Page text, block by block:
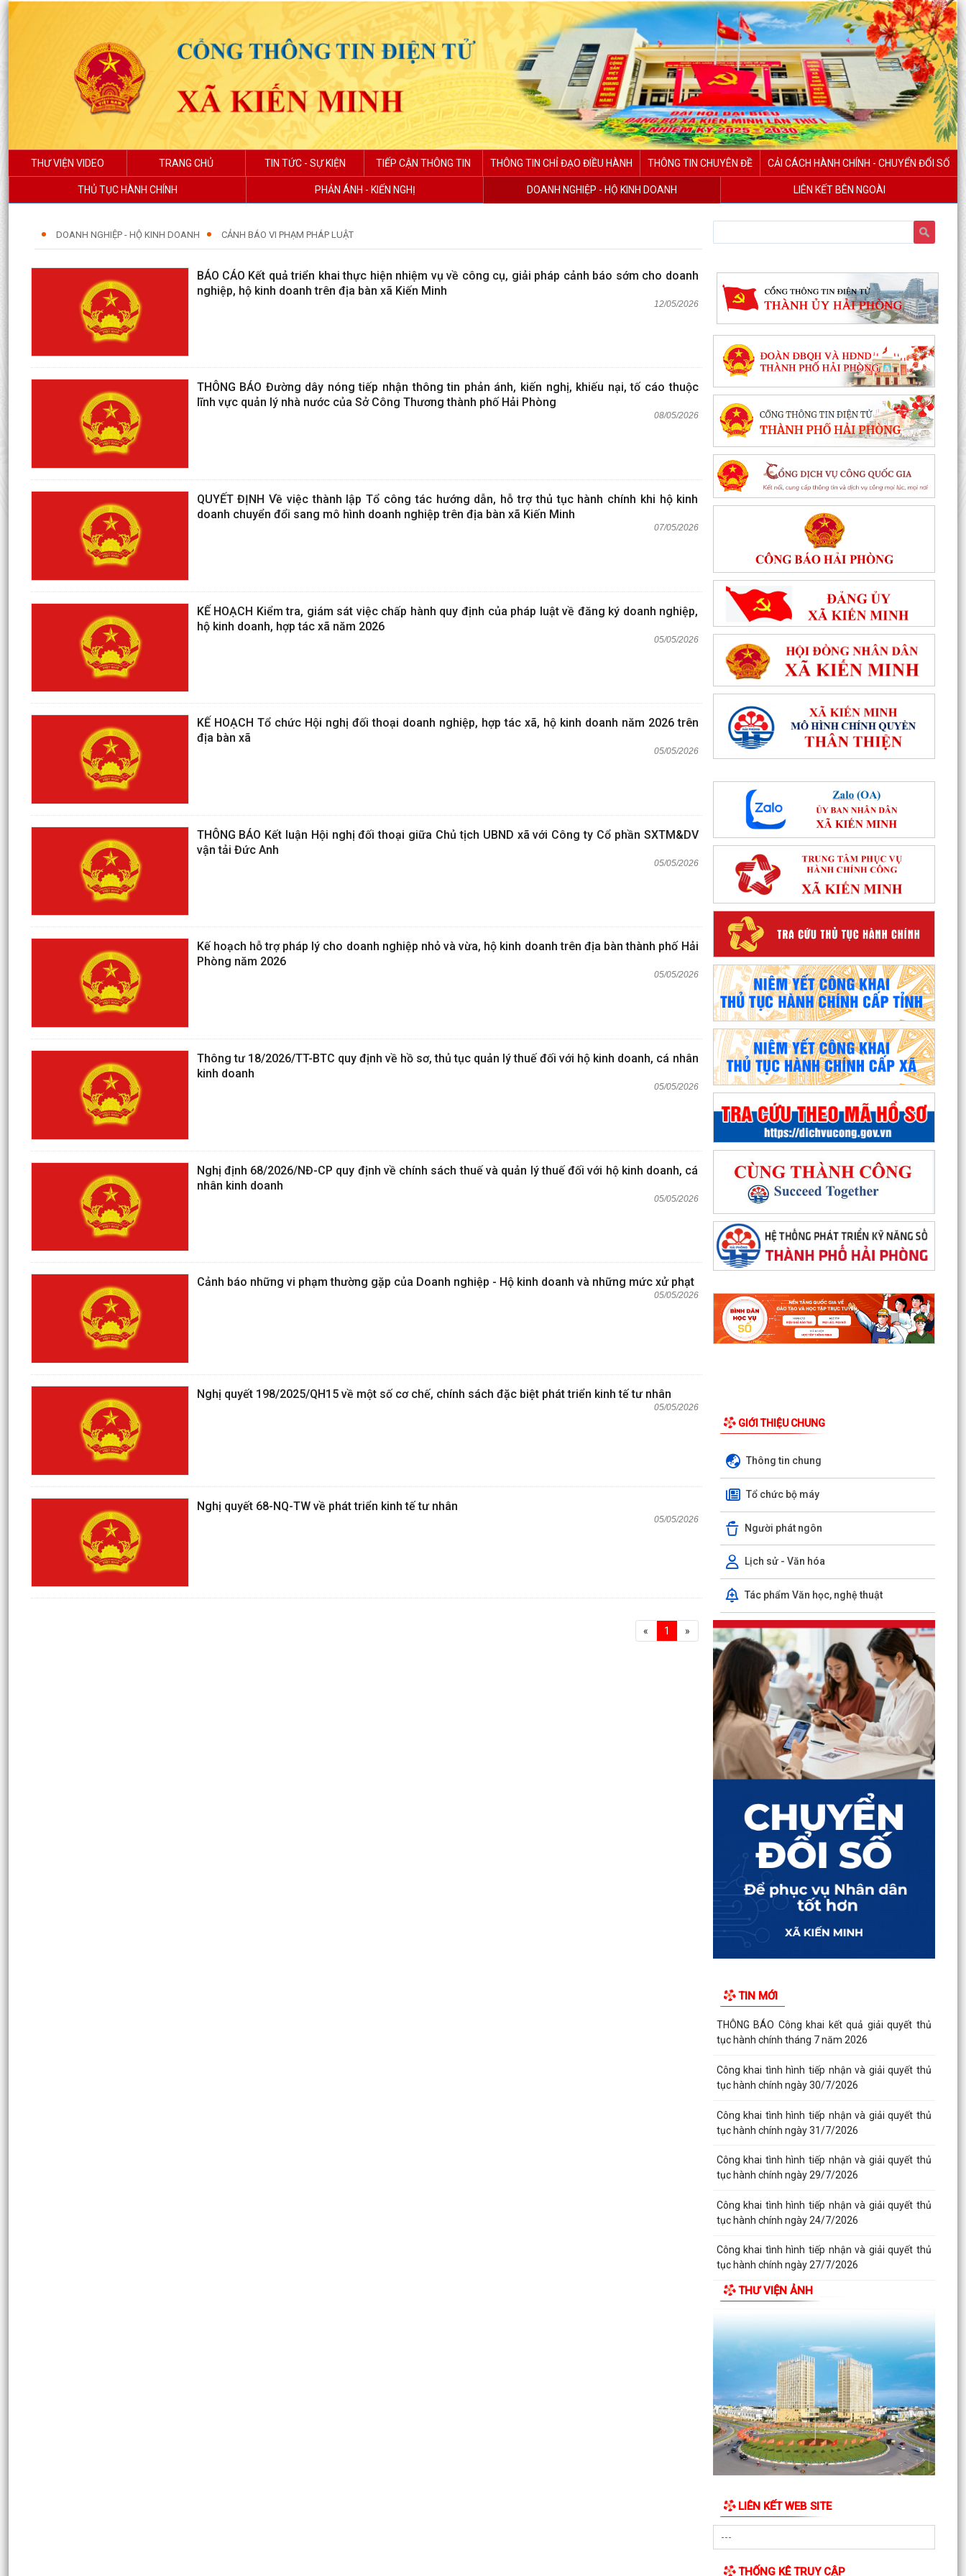
THƯ VIỆN VIDEO TRANG CHỦ TIN TỨC - SỰ KIỆN TIẾP CẬN THÔNG TIN THÔNG TIN CHỈ ĐẠO ĐIỀU HÀNH THÔNG TIN CHUYÊN ĐỀ CẢI CÁCH HÀNH CHÍNH - CHUYỂN ĐỔI SỐ
THỦ TỤC HÀNH CHÍNH PHẢN ÁNH - KIẾN NGHỊ DOANH NGHIỆP - HỘ KINH DOANH LIÊN KẾT BÊN NGOÀI
DOANH NGHIỆP - HỘ KINH DOANH CẢNH BÁO VI PHẠM PHÁP LUẬT
BÁO CÁO Kết quả triển khai thực hiện nhiệm vụ về công cụ, giải pháp cảnh báo sớm cho doanh
nghiệp, hộ kinh doanh trên địa bàn xã Kiến Minh
12/05/2026
THÔNG BÁO Đường dây nóng tiếp nhận thông tin phản ánh, kiến nghị, khiếu nại, tố cáo thuộc
lĩnh vực quản lý nhà nước của Sở Công Thương thành phố Hải Phòng
08/05/2026
QUYẾT ĐỊNH Về việc thành lập Tổ công tác hướng dẫn, hỗ trợ thủ tục hành chính khi hộ kinh
doanh chuyển đổi sang mô hình doanh nghiệp trên địa bàn xã Kiến Minh
07/05/2026
KẾ HOẠCH Kiểm tra, giám sát việc chấp hành quy định của pháp luật về đăng ký doanh nghiệp,
hộ kinh doanh, hợp tác xã năm 2026
05/05/2026
KẾ HOẠCH Tổ chức Hội nghị đối thoại doanh nghiệp, hợp tác xã, hộ kinh doanh năm 2026 trên
địa bàn xã
05/05/2026
THÔNG BÁO Kết luận Hội nghị đối thoại giữa Chủ tịch UBND xã với Công ty Cổ phần SXTM&DV
vận tải Đức Anh
05/05/2026
Kế hoạch hỗ trợ pháp lý cho doanh nghiệp nhỏ và vừa, hộ kinh doanh trên địa bàn thành phố Hải
Phòng năm 2026
05/05/2026
Thông tư 18/2026/TT-BTC quy định về hồ sơ, thủ tục quản lý thuế đối với hộ kinh doanh, cá nhân
kinh doanh
05/05/2026
Nghị định 68/2026/NĐ-CP quy định về chính sách thuế và quản lý thuế đối với hộ kinh doanh, cá
nhân kinh doanh
05/05/2026
Cảnh báo những vi phạm thường gặp của Doanh nghiệp - Hộ kinh doanh và những mức xử phạt
05/05/2026
Nghị quyết 198/2025/QH15 về một số cơ chế, chính sách đặc biệt phát triển kinh tế tư nhân
05/05/2026
Nghị quyết 68-NQ-TW về phát triển kinh tế tư nhân
05/05/2026
« 1 »
GIỚI THIỆU CHUNG
Thông tin chung
Tổ chức bộ máy
Người phát ngôn
Lịch sử - Văn hóa
Tác phẩm Văn học, nghệ thuật
TIN MỚI
THÔNG BÁO Công khai kết quả giải quyết thủ
tục hành chính tháng 7 năm 2026
Công khai tình hình tiếp nhận và giải quyết thủ
tục hành chính ngày 30/7/2026
Công khai tình hình tiếp nhận và giải quyết thủ
tục hành chính ngày 31/7/2026
Công khai tình hình tiếp nhận và giải quyết thủ
tục hành chính ngày 29/7/2026
Công khai tình hình tiếp nhận và giải quyết thủ
tục hành chính ngày 24/7/2026
Công khai tình hình tiếp nhận và giải quyết thủ
tục hành chính ngày 27/7/2026
THƯ VIỆN ẢNH
LIÊN KẾT WEB SITE
THỐNG KÊ TRUY CẬP